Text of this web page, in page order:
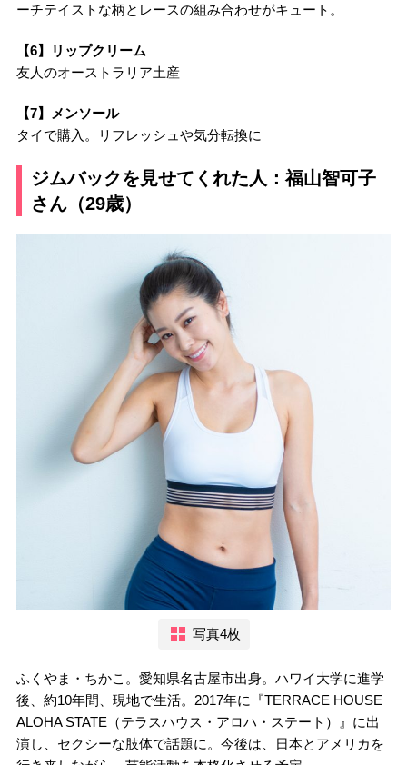
ーチテイストな柄とレースの組み合わせがキュート。
【6】リップクリーム
友人のオーストラリア土産
【7】メンソール
タイで購入。リフレッシュや気分転換に
ジムバックを見せてくれた人：福山智可子
さん（29歳）
写真4枚
ふくやま・ちかこ。愛知県名古屋市出身。ハワイ大学に進学
後、約10年間、現地で生活。2017年に『TERRACE HOUSE
ALOHA STATE（テラスハウス・アロハ・ステート）』に出
演し、セクシーな肢体で話題に。今後は、日本とアメリカを